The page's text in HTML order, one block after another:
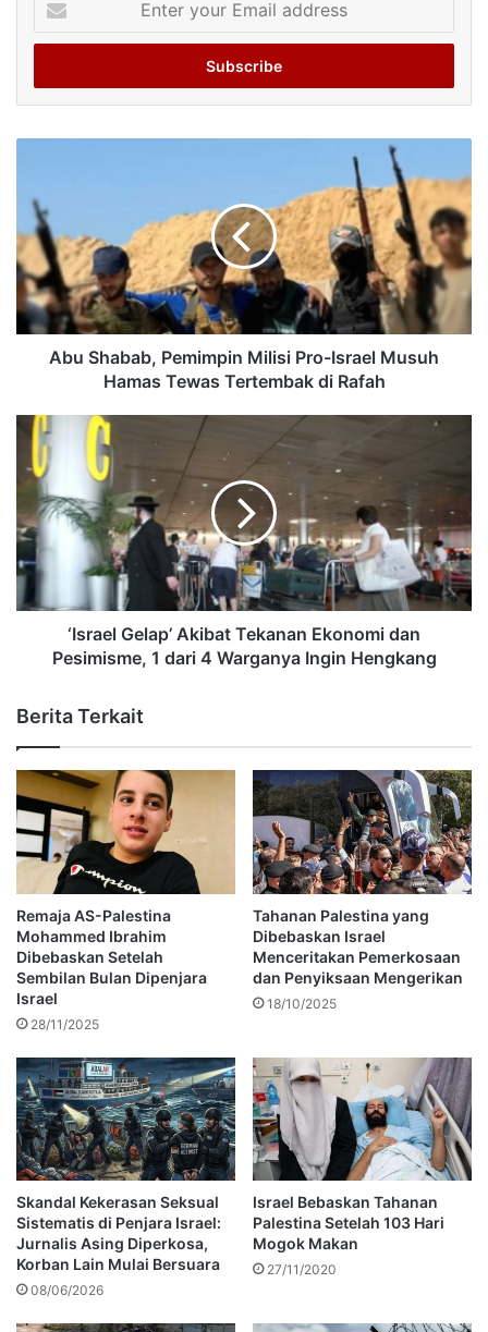
your
Email
Abu Shabab, Pemimpin Milisi Pro-Israel Musuh
Hamas Tewas Tertembak di Rafah
‘Israel Gelap’ Akibat Tekanan Ekonomi dan
Pesimisme, 1 dari 4 Warganya Ingin Hengkang
Berita Terkait
Remaja AS-Palestina
Mohammed Ibrahim
Dibebaskan Setelah
Sembilan Bulan Dipenjara
Israel
28/11/2025
Tahanan Palestina yang
Dibebaskan Israel
Menceritakan Pemerkosaan
dan Penyiksaan Mengerikan
18/10/2025
Skandal Kekerasan Seksual
Sistematis di Penjara Israel:
Jurnalis Asing Diperkosa,
Korban Lain Mulai Bersuara
08/06/2026
Israel Bebaskan Tahanan
Palestina Setelah 103 Hari
Mogok Makan
27/11/2020